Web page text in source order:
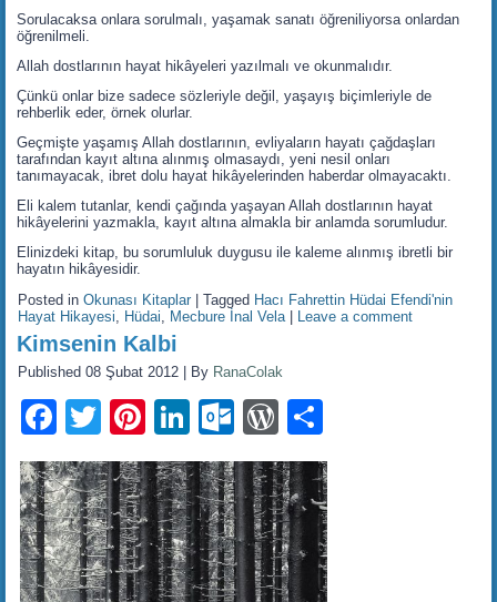
Sorulacaksa onlara sorulmalı, yaşamak sanatı öğreniliyorsa onlardan
öğrenilmeli.
Allah dostlarının hayat hikâyeleri yazılmalı ve okunmalıdır.
Çünkü onlar bize sadece sözleriyle değil, yaşayış biçimleriyle de
rehberlik eder, örnek olurlar.
Geçmişte yaşamış Allah dostlarının, evliyaların hayatı çağdaşları
tarafından kayıt altına alınmış olmasaydı, yeni nesil onları
tanımayacak, ibret dolu hayat hikâyelerinden haberdar olmayacaktı.
Eli kalem tutanlar, kendi çağında yaşayan Allah dostlarının hayat
hikâyelerini yazmakla, kayıt altına almakla bir anlamda sorumludur.
Elinizdeki kitap, bu sorumluluk duygusu ile kaleme alınmış ibretli bir
hayatın hikâyesidir.
Posted in Okunası Kitaplar |Tagged Hacı Fahrettin Hüdai Efendi'nin
Hayat Hikayesi, Hüdai, Mecbure İnal Vela| Leave a comment
Kimsenin Kalbi
Published 08 Şubat 2012 By RanaColak
Facebook
TwitterPinterest
LinkedIn
Outlook.com
WordPress